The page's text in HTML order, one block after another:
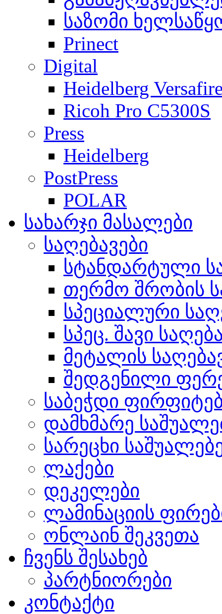
საზომი
Prinect
Digital
Heidelberg
Ricoh Pro C5300S
Press
Heidelberg
PostPress
POLAR
სახარჯი მასალები
საღებავები
სტანდარტული
თერმო შრობის
სპეციალური
სპეც. შავი
მეტალის
შედგენილი
საბეჭდი
დამხმარე
სარეცხი
ლაქები
დეკელები
ლამინაციის
ონლაინ შეკვეთა
ჩვენს შესახებ
პარტნიორები
კონტაქტი